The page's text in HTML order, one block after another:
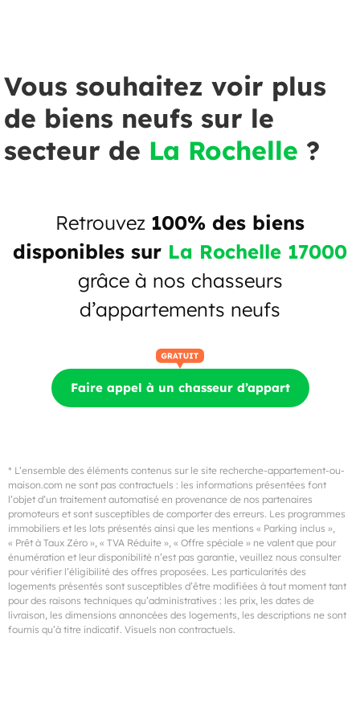
Vous souhaitez voir plus
de biens neufs sur le
secteur de La Rochelle ?
Retrouvez 100% des biens
disponibles sur La Rochelle 17000
grâce à nos chasseurs
d’appartements neufs
Faire appel à un chasseur d’appart
* L’ensemble des éléments contenus sur le site recherche-appartement-ou-
maison.com ne sont pas contractuels : les informations présentées font
l’objet d’un traitement automatisé en provenance de nos partenaires
promoteurs et sont susceptibles de comporter des erreurs. Les programmes
immobiliers et les lots présentés ainsi que les mentions « Parking inclus »,
« Prêt à Taux Zéro », « TVA Réduite », « Offre spéciale » ne valent que pour
énumération et leur disponibilité n’est pas garantie, veuillez nous consulter
pour vérifier l’éligibilité des offres proposées. Les particularités des
logements présentés sont susceptibles d’être modifiées à tout moment tant
pour des raisons techniques qu’administratives : les prix, les dates de
livraison, les dimensions annoncées des logements, les descriptions ne sont
fournis qu’à titre indicatif. Visuels non contractuels.